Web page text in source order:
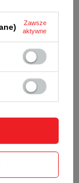
Zawsze
aktywne